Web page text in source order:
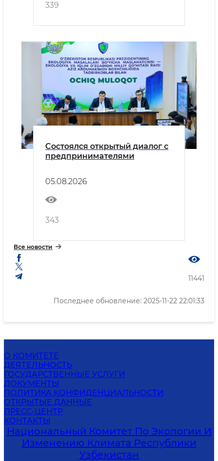
339
Состоялся открытый диалог с
предпринимателями
05.08.2026
343
Все новости
11441
Последнее обновление: 2025-11-22 22:01:33
О КОМИТЕТЕ
ДЕЯТЕЛЬНОСТЬ
ГОСУДАРСТВЕННЫЕ УСЛУГИ
ДОКУМЕНТЫ
ПОЛИТИКА КОНФИДЕНЦИАЛЬНОСТИ
ОТКРЫТЫЕ ДАННЫЕ
ПРЕСС-ЦЕНТР
КОНТАКТЫ
Национальный Комитет По Экологии И
Изменению Климата Республики
Узбекистан